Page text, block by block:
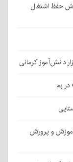
حفظ اشتغال
بم
آموزش و پرورش